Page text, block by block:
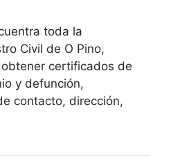
toda la
Civil de O Pino,
certificados de
y defunción,
contacto, dirección,